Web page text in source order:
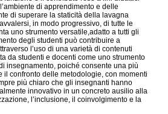
di apprendimento e delle
di superare la staticità della lavagna
in modo progressivo, di tutte le
uno strumento versatile,adatto a tutti gli
degli studenti può contribuire a
l’uso di una varietà di contenuti
da studenti e docenti come uno strumento
insegnamento, poiché consente una più
il confronto delle metodologie, con momenti
più chiaro che gli insegnanti hanno
innovativo in un concreto ausilio alla
l’inclusione, il coinvolgimento e la